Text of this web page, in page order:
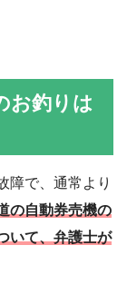
お釣りは
障で、通常より
の自動券売機の
いて、弁護士が